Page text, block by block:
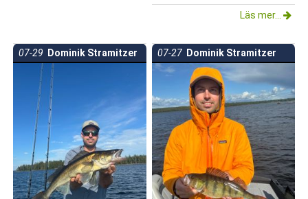
Läs mer...
07-29 Dominik Stramitzer 07-27 Dominik Stramitzer